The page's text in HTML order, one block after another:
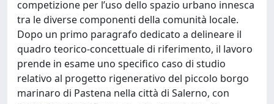
competizione per l’uso dello spazio urbano innesca
tra le diverse componenti della comunità locale.
Dopo un primo paragrafo dedicato a delineare il
quadro teorico-concettuale di riferimento, il lavoro
prende in esame uno specifico caso di studio
relativo al progetto rigenerativo del piccolo borgo
marinaro di Pastena nella città di Salerno, con